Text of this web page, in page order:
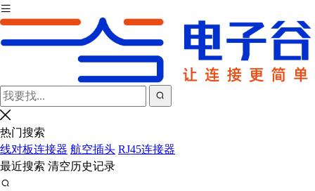
热门搜索
线对板连接器 航空插头 RJ45连接器
最近搜索 清空历史记录